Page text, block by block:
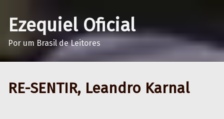
Ezequiel Oficial
Por um Brasil de Leitores
RE-SENTIR, Leandro Karnal